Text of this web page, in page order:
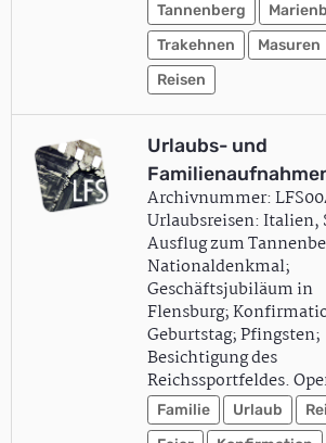
Tannenberg
Trakehnen
Masuren
Reisen
Urlaubs- und
Archivnummer:
Urlaubsreisen: Italien,
Ausflug zum
Nationaldenkmal;
Geschäftsjubiläum in
Flensburg;
Geburtstag; Pfingsten;
Besichtigung des
Reichssportfeldes.
Familie Urlaub